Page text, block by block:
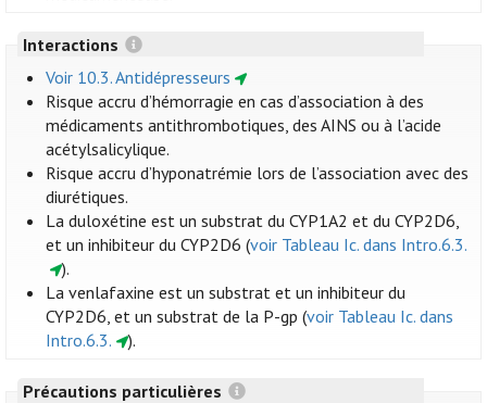
Interactions
Voir 10.3. Antidépresseurs
Risque accru d’hémorragie en cas d’association à des
médicaments antithrombotiques, des AINS ou à l’acide
acétylsalicylique.
Risque accru d’hyponatrémie lors de l’association avec des
diurétiques.
La duloxétine est un substrat du CYP1A2 et du CYP2D6,
et un inhibiteur du CYP2D6 (voir Tableau Ic. dans Intro.6.3.
).
La venlafaxine est un substrat et un inhibiteur du
CYP2D6, et un substrat de la P-gp (voir Tableau Ic. dans
Intro.6.3.
).
Précautions particulières